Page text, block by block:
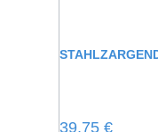
Regulärer
39,75 €